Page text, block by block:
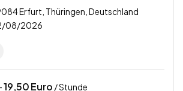
Erfurt, Thüringen, Deutschland
08/2026
19,50Euro / Stunde